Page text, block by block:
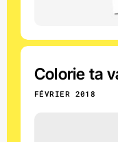
Colorie ta
FÉVRIER 2018